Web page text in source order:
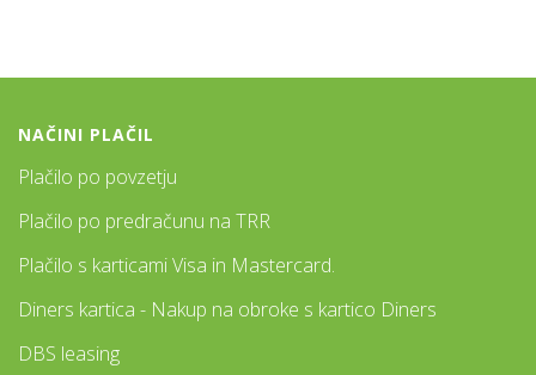
NAČINI PLAČIL
Plačilo po povzetju
Plačilo po predračunu na TRR
Plačilo s karticami Visa in Mastercard.
Diners kartica - Nakup na obroke s kartico Diners
DBS leasing